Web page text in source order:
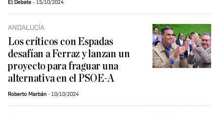
El Debate 15/10/2024
ANDALUCÍA
Los críticos con Espadas
desafían a Ferraz y lanzan un
proyecto para fraguar una
alternativa en el PSOE-A
Roberto Marbán 10/10/2024